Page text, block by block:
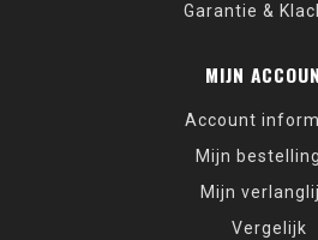
Garantie &
MIJN
Account
Mijn
Mijn
Vergelijk